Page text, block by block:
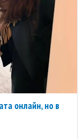
онлайн, но в